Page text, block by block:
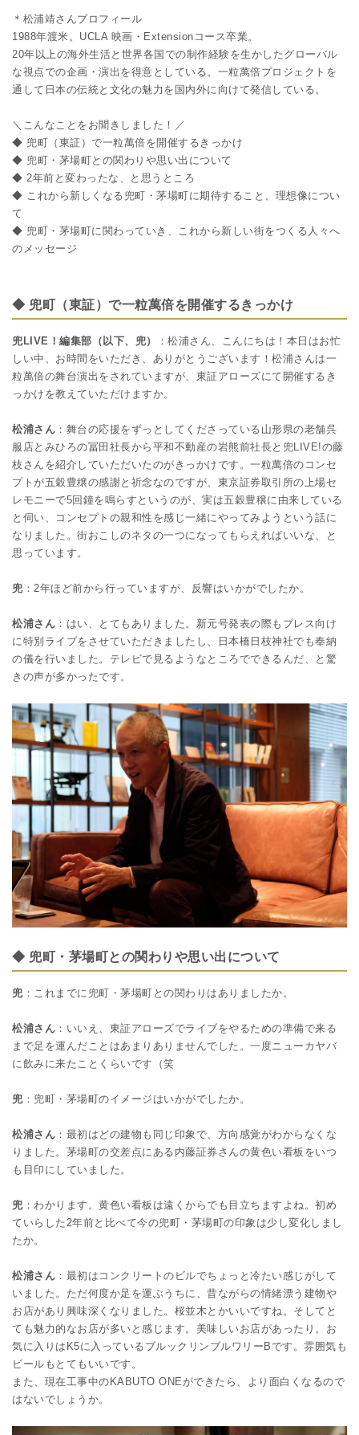
＊松浦靖さんプロフィール
1988年渡米。UCLA 映画・Extensionコース卒業。
20年以上の海外生活と世界各国での制作経験を生かしたグローバル
な視点での企画・演出を得意としている。一粒萬倍プロジェクトを
通して日本の伝統と文化の魅力を国内外に向けて発信している。
＼こんなことをお聞きしました！／
◆ 兜町（東証）で一粒萬倍を開催するきっかけ
◆ 兜町・茅場町との関わりや思い出について
◆ 2年前と変わったな、と思うところ
◆ これから新しくなる兜町・茅場町に期待すること、理想像につい
て
◆ 兜町・茅場町に関わっていき、これから新しい街をつくる人々へ
のメッセージ
◆ 兜町（東証）で一粒萬倍を開催するきっかけ
兜LIVE！編集部（以下、兜）
：松浦さん、こんにちは！本日はお忙
しい中、お時間をいただき、ありがとうございます！松浦さんは一
粒萬倍の舞台演出をされていますが、東証アローズにて開催するき
っかけを教えていただけますか。
松浦さん ：舞台の応援をずっとしてくださっている山形県の老舗呉
服店とみひろの冨田社長から平和不動産の岩熊前社長と兜LIVE!の藤
枝さんを紹介していただいたのがきっかけです。一粒萬倍のコンセ
プトが五穀豊穣の感謝と祈念なのですが、東京証券取引所の上場セ
レモニーで5回鐘を鳴らすというのが、実は五穀豊穣に由来している
と伺い、コンセプトの親和性を感じ一緒にやってみようという話に
なりました。街おこしのネタの一つになってもらえればいいな、と
思っています。
兜：2年ほど前から行っていますが、反響はいかがでしたか。
松浦さん ：はい、とてもありました。新元号発表の際もプレス向け
に特別ライブをさせていただきましたし、日本橋日枝神社でも奉納
の儀を行いました。テレビで見るようなところでできるんだ、と驚
きの声が多かったです。
◆ 兜町・茅場町との関わりや思い出について
兜：これまでに兜町・茅場町との関わりはありましたか。
松浦さん ：いいえ、東証アローズでライブをやるための準備で来る
まで足を運んだことはあまりありませんでした。一度ニューカヤバ
に飲みに来たことくらいです（笑
兜：兜町・茅場町のイメージはいかがでしたか。
松浦さん ：最初はどの建物も同じ印象で、方向感覚がわからなくな
りました。茅場町の交差点にある内藤証券さんの黄色い看板をいつ
も目印にしていました。
兜：わかります。黄色い看板は遠くからでも目立ちますよね。初め
ていらした2年前と比べて今の兜町・茅場町の印象は少し変化しまし
たか。
松浦さん ：最初はコンクリートのビルでちょっと冷たい感じがして
いました。ただ何度か足を運ぶうちに、昔ながらの情緒漂う建物や
お店があり興味深くなりました。桜並木とかいいですね。そしてと
ても魅力的なお店が多いと感じます。美味しいお店があったり。お
気に入りはK5に入っているブルックリンブルワリーBです。雰囲気も
ビールもとてもいいです。
また、現在工事中のKABUTO ONEができたら、より面白くなるので
はないでしょうか。